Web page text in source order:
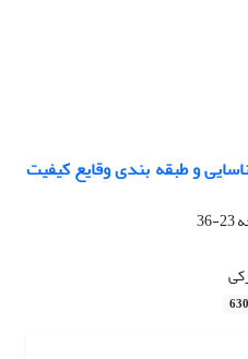
و طبقه بندی وقایع کیفیت
23-36